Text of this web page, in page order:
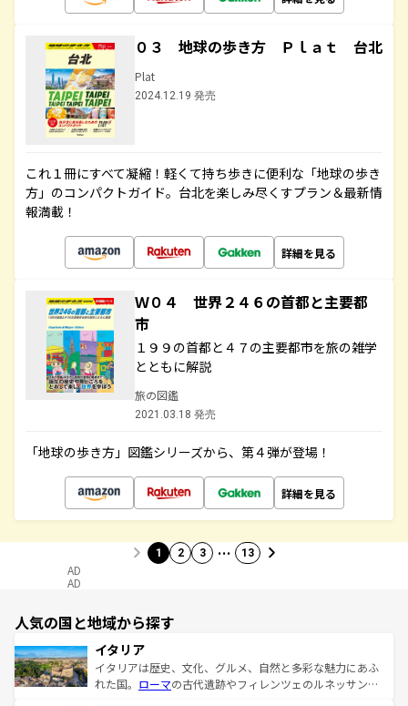
０３ 地球の歩き方 Ｐｌａｔ 台北
Plat
2024.12.19 発売
これ１冊にすべて凝縮！軽くて持ち歩きに便利な「地球の歩き
方」のコンパクトガイド。台北を楽しみ尽くすプラン＆最新情
報満載！
詳細を見る
Ｗ０４ 世界２４６の首都と主要都
市
１９９の首都と４７の主要都市を旅の雑学
とともに解説
旅の図鑑
2021.03.18 発売
「地球の歩き方」図鑑シリーズから、第４弾が登場！
詳細を見る
1 2 3 … 13
AD
AD
人気の国と地域から探す
イタリア
イタリアは歴史、文化、グルメ、自然と多彩な魅力にあふ
れた国。 ローマの古代遺跡やフィレンツェのルネッサンス